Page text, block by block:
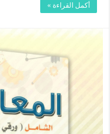
أكمل القراءة »